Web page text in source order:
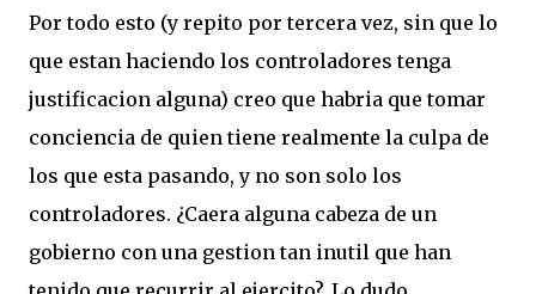
Por todo esto (y repito por tercera vez, sin que lo
que estan haciendo los controladores tenga
justificacion alguna) creo que habria que tomar
conciencia de quien tiene realmente la culpa de
los que esta pasando, y no son solo los
controladores. ¿Caera alguna cabeza de un
gobierno con una gestion tan inutil que han